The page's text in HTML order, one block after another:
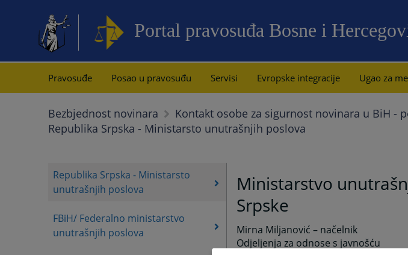
Portal pravosuđa Bosne i
Pravosuđe Posao u pravosuđu Servisi Evropske integracije Ugao za
Bezbjednost novinara
Kontakt osobe za sigurnost novinara u BiH -
Republika Srpska - Ministarsto unutrašnjih poslova
Republika Srpska - Ministarsto
unutrašnjih poslova
FBiH/ Federalno ministarstvo
unutrašnjih poslova
Ministarstvo
Srpske
Mirna Miljanović – načelnik
Odjeljenja za odnose s javnošću